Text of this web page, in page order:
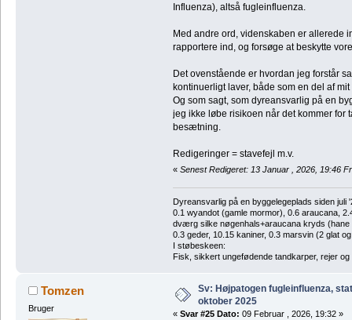
Influenza), altså fugleinfluenza.
Med andre ord, videnskaben er allerede
rapportere ind, og forsøge at beskytte
Det ovenstående er hvordan jeg forstår
kontinuerligt laver, både som en del af
Og som sagt, som dyreansvarlig på en
jeg ikke løbe risikoen når det kommer
besætning.
Redigeringer = stavefejl m.v.
« Senest Redigeret: 13 Januar , 2026, 19:46
Dyreansvarlig på en byggelegeplads siden juli
0.1 wyandot (gamle mormor), 0.6 araucana,
dværg silke nøgenhals+araucana kryds
0.3 geder, 10.15 kaniner, 0.3 marsvin (2 glat
I støbeskeen:
Fisk, sikkert ungefødende tandkarper, rejer
Tomzen
Bruger
Sv: Højpatogen fugleinfluenza,
oktober 2025
« Svar #25 Dato: 09 Februar , 2026, 19:32 »